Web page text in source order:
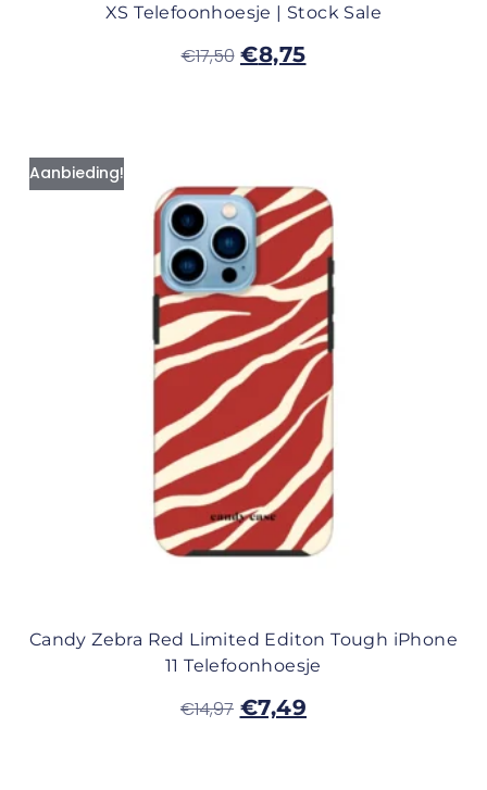
XS Telefoonhoesje | Stock Sale
€17,50 €8,75
Aanbieding!
Candy Zebra Red Limited Editon Tough iPhone
11 Telefoonhoesje
€14,97 €7,49